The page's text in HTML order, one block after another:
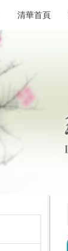
清華首頁